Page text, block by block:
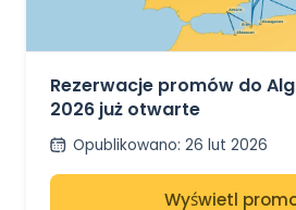
Rezerwacje promów do
2026 już otwarte
Opublikowano: 26 lut 2026
Wyświetl